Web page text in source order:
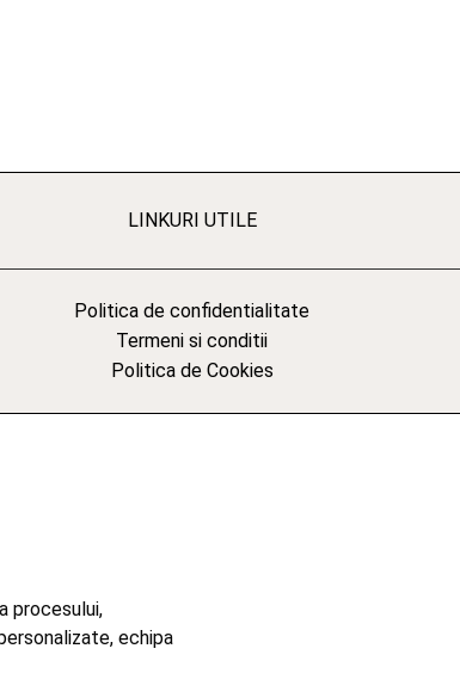
LINKURI UTILE
Politica de confidentialitate
Termeni si conditii
Politica de Cookies
procesului,
echipa